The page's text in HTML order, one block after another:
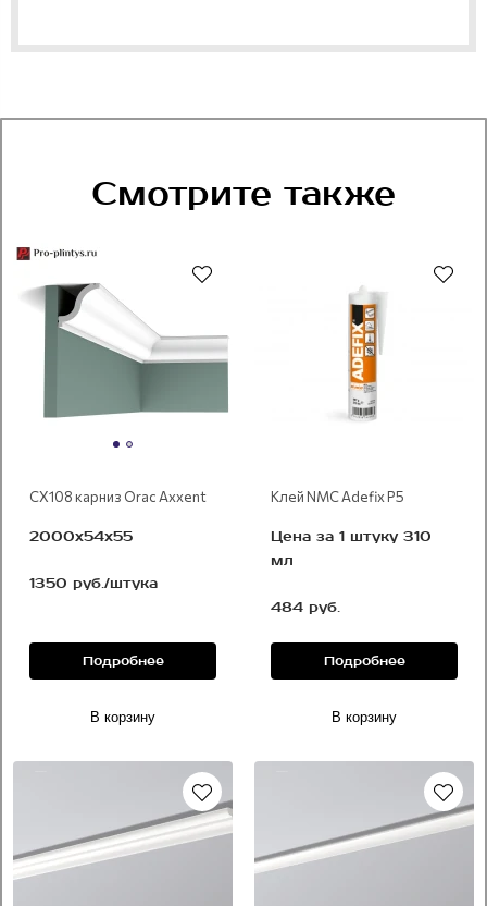
Смотрите также
CX108 карниз Orac Axxent
2000x54х55
1350 руб./штука
Подробнее
В корзину
Клей NMC Adefix P5
Цена за 1 штуку 310
мл
484 руб.
Подробнее
В корзину